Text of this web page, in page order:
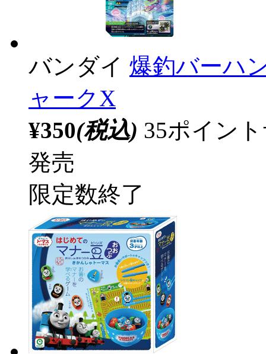
バンダイ 爆釣バーハ
ャークX
¥350(税込) 35ポイン
発売
限定数終了